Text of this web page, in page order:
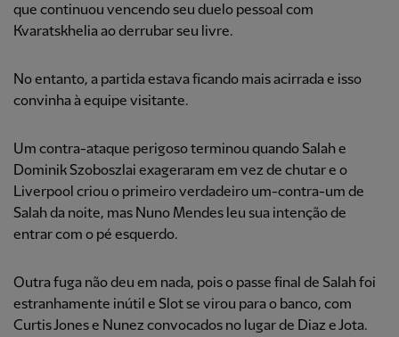
que continuou vencendo seu duelo pessoal com
Kvaratskhelia ao derrubar seu livre.
No entanto, a partida estava ficando mais acirrada e isso
convinha à equipe visitante.
Um contra-ataque perigoso terminou quando Salah e
Dominik Szoboszlai exageraram em vez de chutar e o
Liverpool criou o primeiro verdadeiro um-contra-um de
Salah da noite, mas Nuno Mendes leu sua intenção de
entrar com o pé esquerdo.
Outra fuga não deu em nada, pois o passe final de Salah foi
estranhamente inútil e Slot se virou para o banco, com
Curtis Jones e Nunez convocados no lugar de Diaz e Jota.